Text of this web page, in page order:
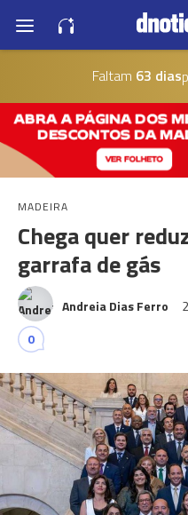
Faltam 63 dias
MADEIRA
Chega quer
garrafa de gás
Andreia Dias Ferro
0